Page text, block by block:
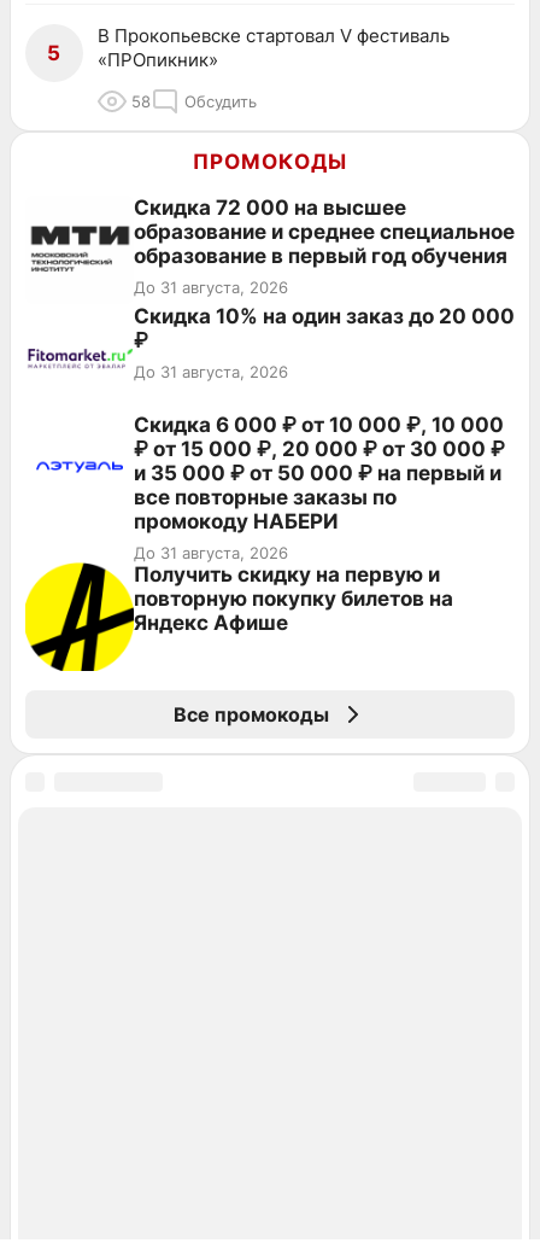
5
В Прокопьевске стартовал V фестиваль
«ПРОпикник»
58 Обсудить
ПРОМОКОДЫ
Скидка 72 000 на высшее
образование и среднее специальное
образование в первый год обучения
До 31 августа, 2026
Скидка 10% на один заказ до 20 000
₽
До 31 августа, 2026
Скидка 6 000 ₽ от 10 000 ₽, 10 000
₽ от 15 000 ₽, 20 000 ₽ от 30 000 ₽
и 35 000 ₽ от 50 000 ₽ на первый и
все повторные заказы по
промокоду НАБЕРИ
До 31 августа, 2026
Получить скидку на первую и
повторную покупку билетов на
Яндекс Афише
Все промокоды